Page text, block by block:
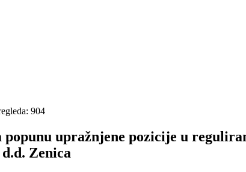
904
popunu upražnjene pozicije u
Zenica